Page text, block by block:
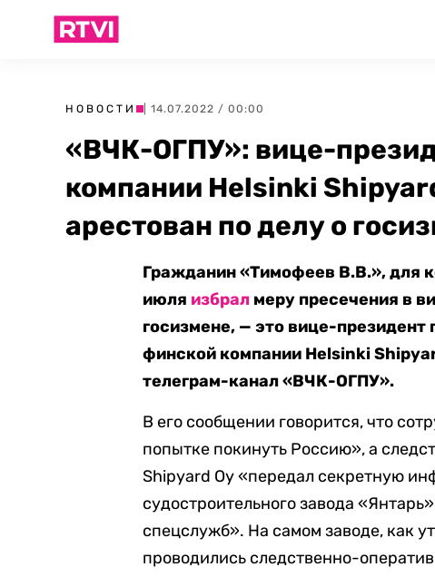
НОВОСТИ | 14.07.2022 / 00:00
«ВЧК-ОГПУ»: вице-
компании Helsinki
арестован по делу о
Гражданин «Тимофеев В.В.», для
июля избрал меру пресечения в
госизмене, — это вице-
финской компании Helsinki
телеграм-канал «ВЧК-ОГПУ».
В его сообщении говорится, что
попытке покинуть Россию», а
Shipyard Oy «передал секретную
судостроительного завода
спецслужб». На самом заводе, как
проводились следственно-